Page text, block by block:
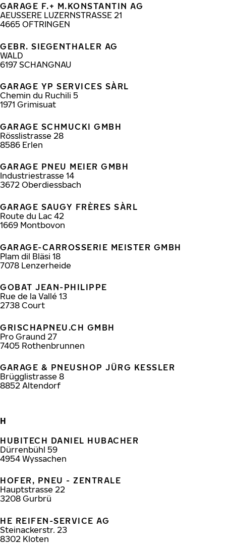
GARAGE F.+ M.KONSTANTIN AG
AEUSSERE LUZERNSTRASSE 21
4665 OFTRINGEN
GEBR. SIEGENTHALER AG
WALD
6197 SCHANGNAU
GARAGE YP SERVICES SÀRL
Chemin du Ruchili 5
1971 Grimisuat
GARAGE SCHMUCKI GMBH
Rösslistrasse 28
8586 Erlen
GARAGE PNEU MEIER GMBH
Industriestrasse 14
3672 Oberdiessbach
GARAGE SAUGY FRÈRES SÀRL
Route du Lac 42
1669 Montbovon
GARAGE-CARROSSERIE MEISTER GMBH
Plam dil Bläsi 18
7078 Lenzerheide
GOBAT JEAN-PHILIPPE
Rue de la Vallé 13
2738 Court
GRISCHAPNEU.CH GMBH
Pro Graund 27
7405 Rothenbrunnen
GARAGE & PNEUSHOP JÜRG KESSLER
Brügglistrasse 8
8852 Altendorf
H
HUBITECH DANIEL HUBACHER
Dürrenbühl 59
4954 Wyssachen
HOFER, PNEU - ZENTRALE
Hauptstrasse 22
3208 Gurbrü
HE REIFEN-SERVICE AG
Steinackerstr. 23
8302 Kloten